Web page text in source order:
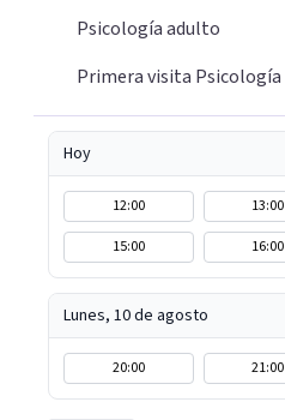
Psicología adulto
Primera visita Psicología
Hoy
12:00 13:00
15:00
16:00
Lunes, 10 de agosto
20:00 21:00